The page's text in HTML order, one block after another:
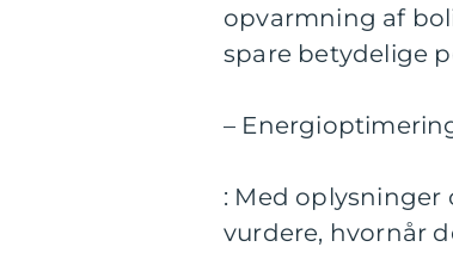
opvarmning af
spare betydelige
–
: Med
vurdere, hvornår